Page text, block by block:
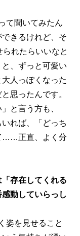
て聞いてみたん
きるけれど、そ
れたらいいなと
、ずっと可愛い
人っぽくなった
思ったんです。
と言う方も、
れば、「どっち
……正直、よく分
存在してくれる
動していらっし
姿を見せること